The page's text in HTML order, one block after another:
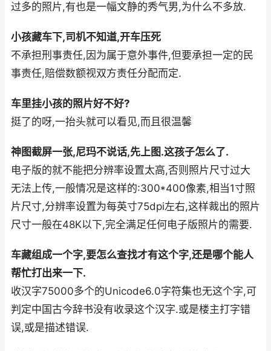
过多的照片,有也是一幅文静的秀气男,为什么不多放.
小孩藏车下,司机不知道,开车压死
不承担刑事责任,因为属于意外事件,但要承担一定的民
事责任,赔偿数额视双方责任分配而定.
车里挂小孩的照片好不好?
挺了的呀,一抬头就可以看见,而且很温馨
神图截屏一张,尼玛不说话,先上图.这孩子怎么了.
电子版的就不能把分辨率设置太高,否则照片尺寸过大
无法上传,一般情况是这样的:300*400像素,相当1寸照
片尺寸,分辨率设置为每英寸75dpi左右,这样裁出的照片
尺寸一般在48K以下,完全满足任何电子版照片的需要.
车藏组成一个字,要怎么查找才有这个字,还是哪个能人
帮忙打出来一下.
收汉字75000多个的Unicode6.0字符集也无这个字,可
判定中国古今辞书没有收录这个汉字.或是楼主打字错
误,或是描述错误.